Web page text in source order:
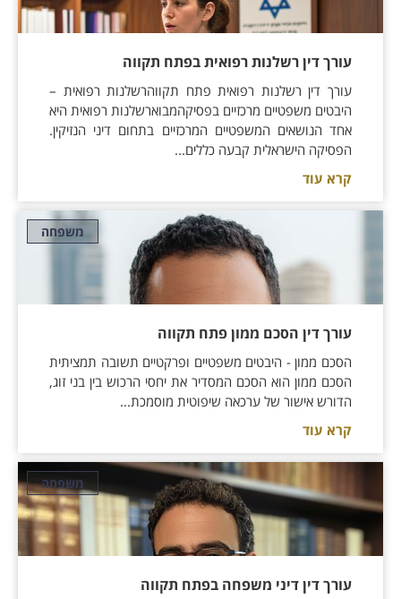
עורך דין רשלנות רפואית בפתח תקווה
עורך דין רשלנות רפואית פתח תקווהרשלנות רפואית –
היבטים משפטיים מרכזיים בפסיקהמבוארשלנות רפואית היא
אחד הנושאים המשפטיים המרכזיים בתחום דיני הנזיקין.
הפסיקה הישראלית קבעה כללים...
קרא עוד
משפחה
עורך דין הסכם ממון פתח תקווה
הסכם ממון - היבטים משפטיים ופרקטיים תשובה תמציתית
הסכם ממון הוא הסכם המסדיר את יחסי הרכוש בין בני זוג,
הדורש אישור של ערכאה שיפוטית מוסמכת...
קרא עוד
משפחה
עורך דין דיני משפחה בפתח תקווה